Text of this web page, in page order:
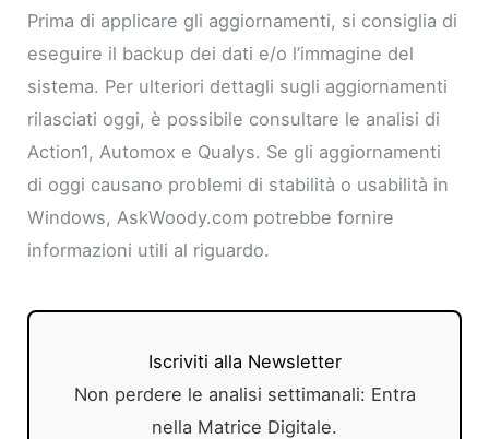
Prima di applicare gli aggiornamenti, si consiglia di
eseguire il backup dei dati e/o l’immagine del
sistema. Per ulteriori dettagli sugli aggiornamenti
rilasciati oggi, è possibile consultare le analisi di
Action1, Automox e Qualys. Se gli aggiornamenti
di oggi causano problemi di stabilità o usabilità in
Windows, AskWoody.com potrebbe fornire
informazioni utili al riguardo.
Iscriviti alla Newsletter
Non perdere le analisi settimanali: Entra
nella Matrice Digitale.